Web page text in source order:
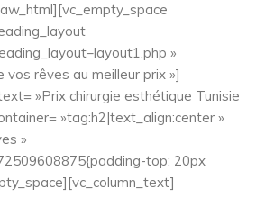
»
rêves au meilleur prix »]
»Prix chirurgie esthétique Tunisie
»tag:h2|text_align:center »
»
top: 20px